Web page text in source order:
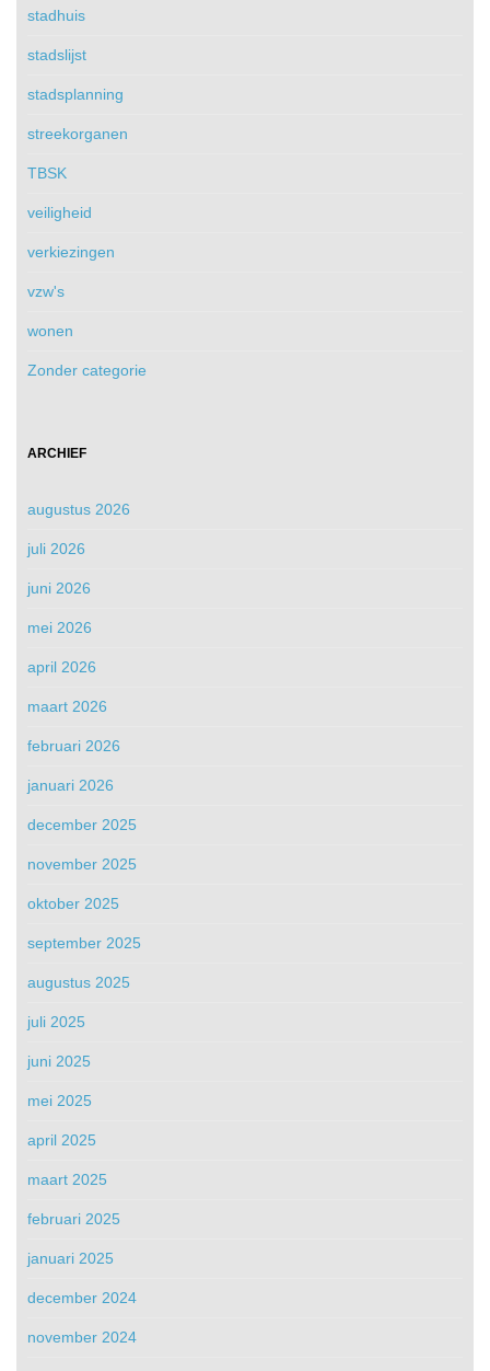
stadhuis
stadslijst
stadsplanning
streekorganen
TBSK
veiligheid
verkiezingen
vzw's
wonen
Zonder categorie
ARCHIEF
augustus 2026
juli 2026
juni 2026
mei 2026
april 2026
maart 2026
februari 2026
januari 2026
december 2025
november 2025
oktober 2025
september 2025
augustus 2025
juli 2025
juni 2025
mei 2025
april 2025
maart 2025
februari 2025
januari 2025
december 2024
november 2024